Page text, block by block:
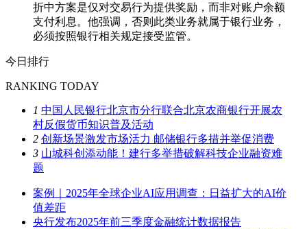
折中方案是仅对交易行为提供奖励，而非对账户余额
支付利息。他强调，否则此类业务就属于银行业务，
必须按照银行相关规定接受监管。
今日排行
RANKING TODAY
1 中国人民银行北京市分行联合北京农商银行开展农
村反假货币知识普及活动
2 创新场景激发市场活力 邮储银行多措并举促消费
3 山城科创添动能！建行多举措破解科技企业融资难
题
案例｜2025年全球企业AI应用调查：日益扩大的AI价
值差距
央行发布2025年前三季度金融统计数据报告